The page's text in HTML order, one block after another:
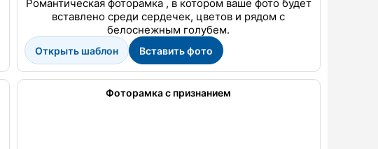
Романтическая фоторамка , в котором ваше фото будет
вставлено среди сердечек, цветов и рядом с
белоснежным голубем.
Открыть шаблон Вставить фото
Фоторамка с признанием